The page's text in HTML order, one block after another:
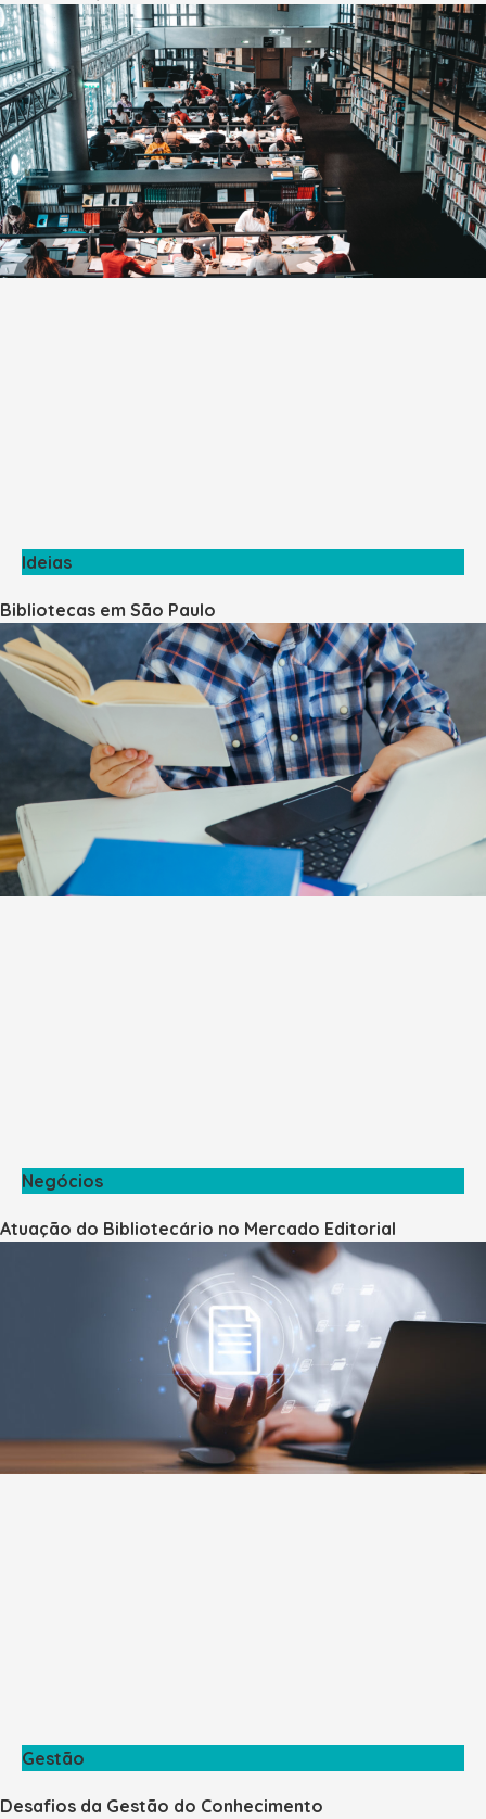
Ideias
Bibliotecas em São Paulo
Negócios
Atuação do Bibliotecário no Mercado Editorial
Gestão
Desafios da Gestão do Conhecimento